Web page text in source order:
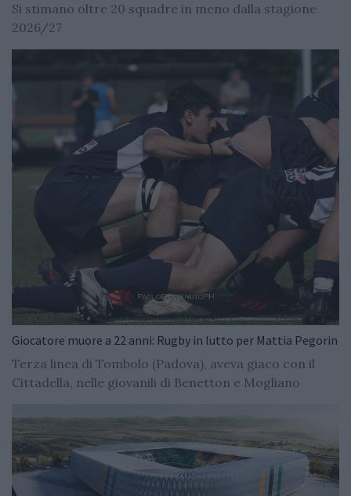
Si stimano oltre 20 squadre in meno dalla stagione
2026/27
Giocatore muore a 22 anni: Rugby in lutto per Mattia Pegorin
Terza linea di Tombolo (Padova), aveva giaco con il
Cittadella, nelle giovanili di Benetton e Mogliano